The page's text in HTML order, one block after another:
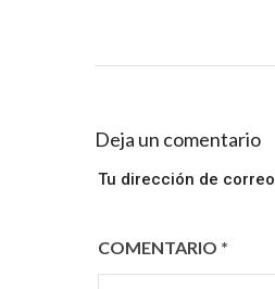
Deja un comentario
Tu dirección de
COMENTARIO *